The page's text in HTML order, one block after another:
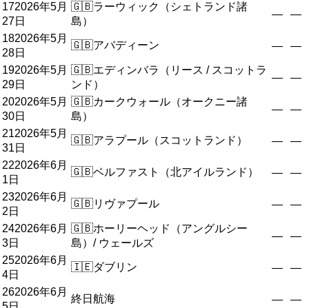
172026年5月
27日
🇬🇧ラーウィック（シェトランド諸
島）
— —
182026年5月
28日
🇬🇧アバディーン — —
192026年5月
29日
🇬🇧エディンバラ（リース / スコットラ
ンド）
— —
202026年5月
30日
🇬🇧カークウォール（オークニー諸
島）
— —
212026年5月
31日
🇬🇧アラプール（スコットランド） — —
222026年6月
1日
🇬🇧ベルファスト（北アイルランド） — —
232026年6月
2日
🇬🇧リヴァプール — —
242026年6月
3日
🇬🇧ホーリーヘッド（アングルシー
島）/ ウェールズ
— —
252026年6月
4日
🇮🇪ダブリン — —
262026年6月
終日航海 — —